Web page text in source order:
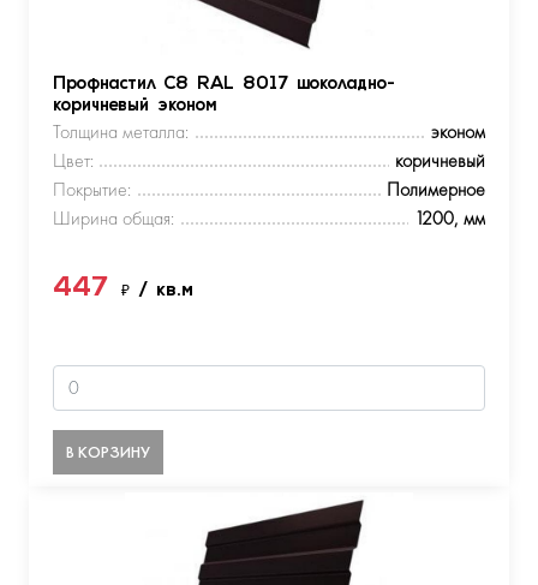
Профнастил С8 RAL 8017 шоколадно-
коричневый эконом
Толщина металла:
эконом
Цвет:
коричневый
Покрытие:
Полимерное
Ширина общая:
1200, мм
447 ₽ / кв.м
В КОРЗИНУ